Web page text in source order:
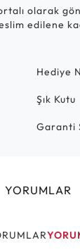
olarak
edilene
Hediye
Şık Kutu
Garanti
YORUMLAR